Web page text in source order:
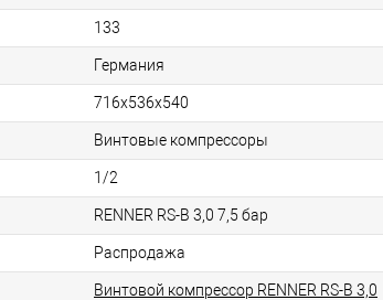
133
Германия
716х536х540
Винтовые компрессоры
1/2
RENNER RS-B 3,0 7,5 бар
Распродажа
Винтовой компрессор RENNER RS-B 3,0